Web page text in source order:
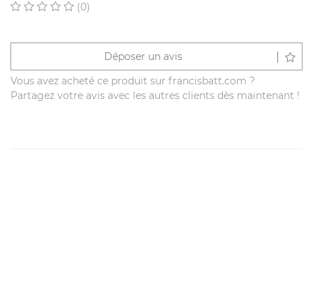
(0)
Déposer un avis
Vous avez acheté ce produit sur francisbatt.com ?
Partagez votre avis avec les autres clients dès maintenant !